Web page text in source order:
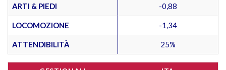
ARTI & PIEDI -0,88
LOCOMOZIONE -1,34
ATTENDIBILITÀ 25%